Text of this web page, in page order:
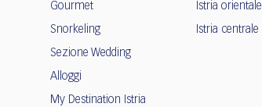
Gourmet
Snorkeling
Sezione Wedding
Alloggi
My Destination Istria
Istria orientale
Istria centrale